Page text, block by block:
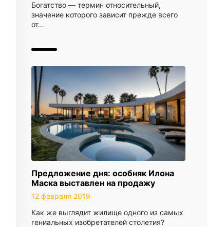
Богатство — термин относительный,
значение которого зависит прежде всего
от…
Предложение дня: особняк Илона
Маска выставлен на продажу
12 февраля 2019
Как же выглядит жилище одного из самых
гениальных изобретателей столетия?